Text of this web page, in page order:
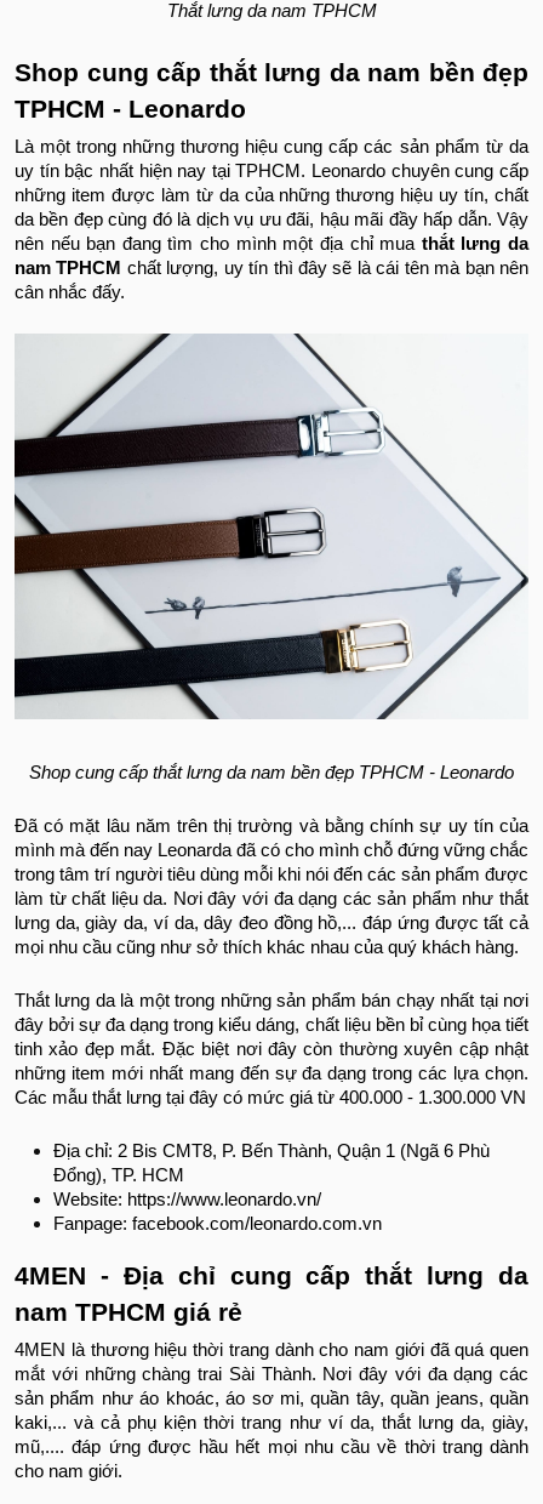
Thắt lưng da nam TPHCM
Shop cung cấp thắt lưng da nam bền đẹp
TPHCM - Leonardo
Là một trong những thương hiệu cung cấp các sản phẩm từ da
uy tín bậc nhất hiện nay tại TPHCM. Leonardo chuyên cung cấp
những item được làm từ da của những thương hiệu uy tín, chất
da bền đẹp cùng đó là dịch vụ ưu đãi, hậu mãi đầy hấp dẫn. Vậy
nên nếu bạn đang tìm cho mình một địa chỉ mua thắt lưng da
nam TPHCM chất lượng, uy tín thì đây sẽ là cái tên mà bạn nên
cân nhắc đấy.
Shop cung cấp thắt lưng da nam bền đẹp TPHCM - Leonardo
Đã có mặt lâu năm trên thị trường và bằng chính sự uy tín của
mình mà đến nay Leonarda đã có cho mình chỗ đứng vững chắc
trong tâm trí người tiêu dùng mỗi khi nói đến các sản phẩm được
làm từ chất liệu da. Nơi đây với đa dạng các sản phẩm như thắt
lưng da, giày da, ví da, dây đeo đồng hồ,... đáp ứng được tất cả
mọi nhu cầu cũng như sở thích khác nhau của quý khách hàng.
Thắt lưng da là một trong những sản phẩm bán chạy nhất tại nơi
đây bởi sự đa dạng trong kiểu dáng, chất liệu bền bỉ cùng họa tiết
tinh xảo đẹp mắt. Đặc biệt nơi đây còn thường xuyên cập nhật
những item mới nhất mang đến sự đa dạng trong các lựa chọn.
Các mẫu thắt lưng tại đây có mức giá từ 400.000 - 1.300.000 VN
Địa chỉ: 2 Bis CMT8, P. Bến Thành, Quận 1 (Ngã 6 Phù
Đổng), TP. HCM
Website: https://www.leonardo.vn/
Fanpage: facebook.com/leonardo.com.vn
4MEN - Địa chỉ cung cấp thắt lưng da
nam TPHCM giá rẻ
4MEN là thương hiệu thời trang dành cho nam giới đã quá quen
mắt với những chàng trai Sài Thành. Nơi đây với đa dạng các
sản phẩm như áo khoác, áo sơ mi, quần tây, quần jeans, quần
kaki,... và cả phụ kiện thời trang như ví da, thắt lưng da, giày,
mũ,.... đáp ứng được hầu hết mọi nhu cầu về thời trang dành
cho nam giới.